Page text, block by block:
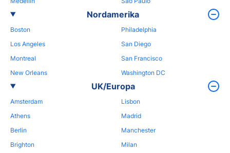
Nordamerika
Boston
Los Angeles
Montreal
New Orleans
Philadelphia
San Diego
San Francisco
Washington DC
UK/Europa
Amsterdam
Athens
Berlin
Brighton
Lisbon
Madrid
Manchester
Milan